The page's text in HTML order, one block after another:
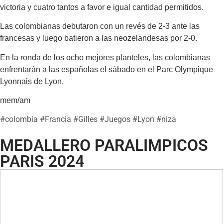
victoria y cuatro tantos a favor e igual cantidad permitidos.
Las colombianas debutaron con un revés de 2-3 ante las
francesas y luego batieron a las neozelandesas por 2-0.
En la ronda de los ocho mejores planteles, las colombianas
enfrentarán a las españolas el sábado en el Parc Olympique
Lyonnais de Lyon.
mem/am
#colombia #Francia #Gilles #Juegos #Lyon #niza
MEDALLERO PARALIMPICOS
PARIS 2024